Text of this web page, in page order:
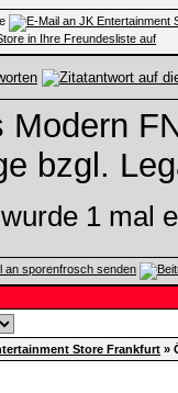
Modern
bzgl.
1 mal
Store Frankfurt »